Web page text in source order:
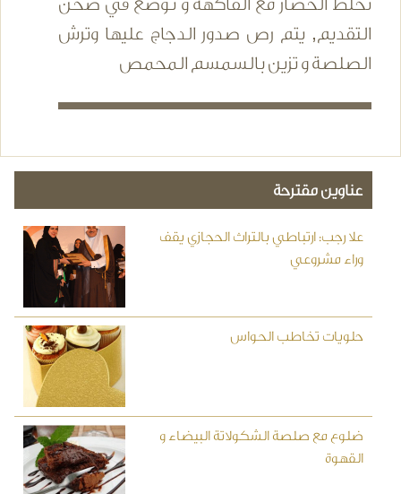
تخلط الخضار مع الفاكهة و توضع في صحن
التقديم, يتم رص صدور الدجاج عليها وترش
الصلصة و تزين بالسمسم المحمص
عناوين مقترحة
علا رجب: ارتباطي بالتراث الحجازي يقف
وراء مشروعي
حلويات تخاطب الحواس
ضلوع مع صلصة الشكولاتة البيضاء و
القهوة